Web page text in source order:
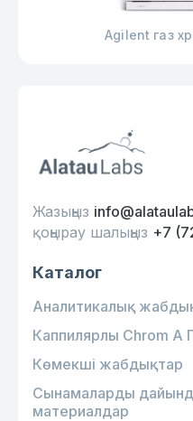
Agilent газ
Жазыңыз
қоңырау шалыңыз +7
Каталог
Аналитикалық
Каппилярлы Chrom A
Көмекші жабдықтар
Сынамаларды
материалдар